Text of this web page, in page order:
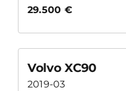
29.500 €
Volvo XC90
2019-03